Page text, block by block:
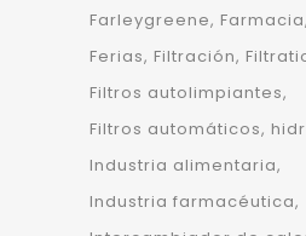
Farleygreene Farmacia
Ferias Filtración
Filtros autolimpiantes
Filtros automáticos
Industria alimentaria
Industria farmacéutica